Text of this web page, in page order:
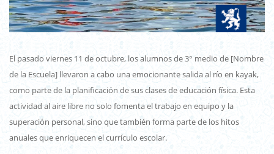
El pasado viernes 11 de octubre, los alumnos de 3° medio de [Nombre
de la Escuela] llevaron a cabo una emocionante salida al río en kayak,
como parte de la planificación de sus clases de educación física. Esta
actividad al aire libre no solo fomenta el trabajo en equipo y la
superación personal, sino que también forma parte de los hitos
anuales que enriquecen el currículo escolar.